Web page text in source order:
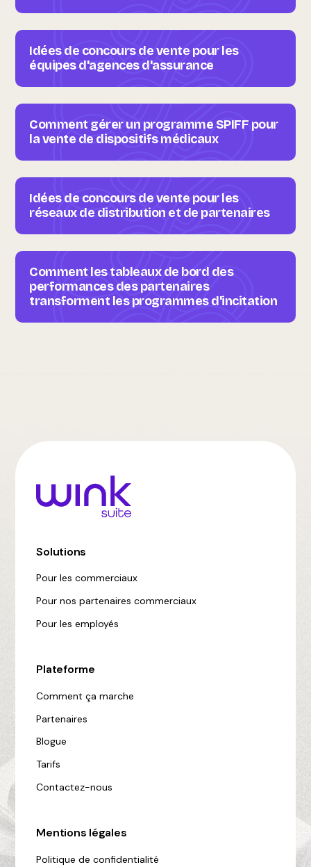
Idées de concours de vente pour les
équipes d'agences d'assurance
Comment gérer un programme SPIFF pour
la vente de dispositifs médicaux
Idées de concours de vente pour les
réseaux de distribution et de partenaires
Comment les tableaux de bord des
performances des partenaires
transforment les programmes d'incitation
Solutions
Pour les commerciaux
Pour nos partenaires commerciaux
Pour les employés
Plateforme
Comment ça marche
Partenaires
Blogue
Tarifs
Contactez-nous
Mentions légales
Politique de confidentialité